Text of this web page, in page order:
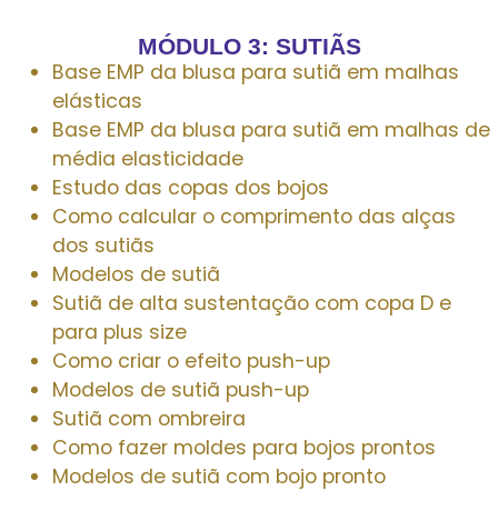
MÓDULO 3: SUTIÃS
Base EMP da blusa para sutiã em malhas
elásticas
Base EMP da blusa para sutiã em malhas de
média elasticidade
Estudo das copas dos bojos
Como calcular o comprimento das alças
dos sutiãs
Modelos de sutiã
Sutiã de alta sustentação com copa D e
para plus size
Como criar o efeito push-up
Modelos de sutiã push-up
Sutiã com ombreira
Como fazer moldes para bojos prontos
Modelos de sutiã com bojo pronto